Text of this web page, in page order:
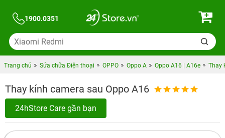
1900.0351
Trang chủ Sửa chữa Điện thoại OPPO Oppo A Oppo A16 | A16e Thay
Thay kính camera sau Oppo A16
24hStore Care gần bạn